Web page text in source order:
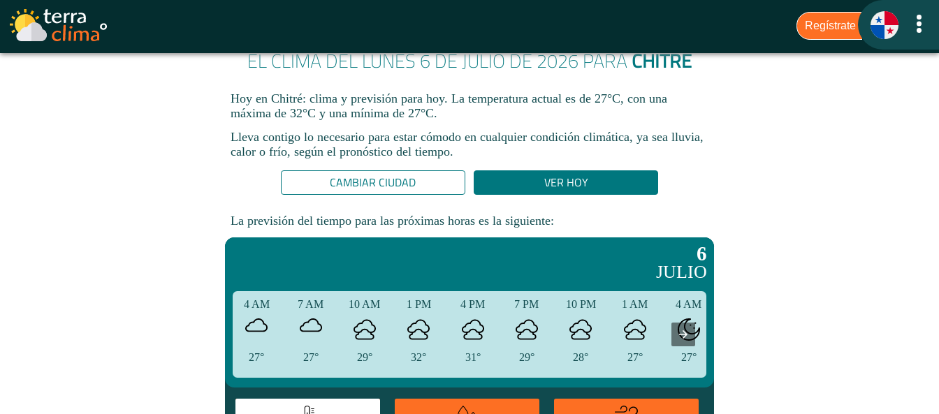
EL CLIMA DEL LUNES 6 DE JULIO DE 2026 PARACHITRÉ
Hoy en Chitré: clima y previsión para hoy. La temperatura actual es de 27°C, con una
máxima de 32°C y una mínima de 27°C.​
Lleva contigo lo necesario para estar cómodo en cualquier condición climática, ya sea lluvia,
calor o frío, según el pronóstico del tiempo.
CAMBIAR CIUDAD VER HOY
La previsión del tiempo para las próximas horas es la siguiente:
6
JULIO
4 AM
27°
7 AM
27°
10 AM
29°
1 PM
32°
4 PM
31°
7 PM
29°
10 PM
28°
1 AM
27°
4 AM
27°